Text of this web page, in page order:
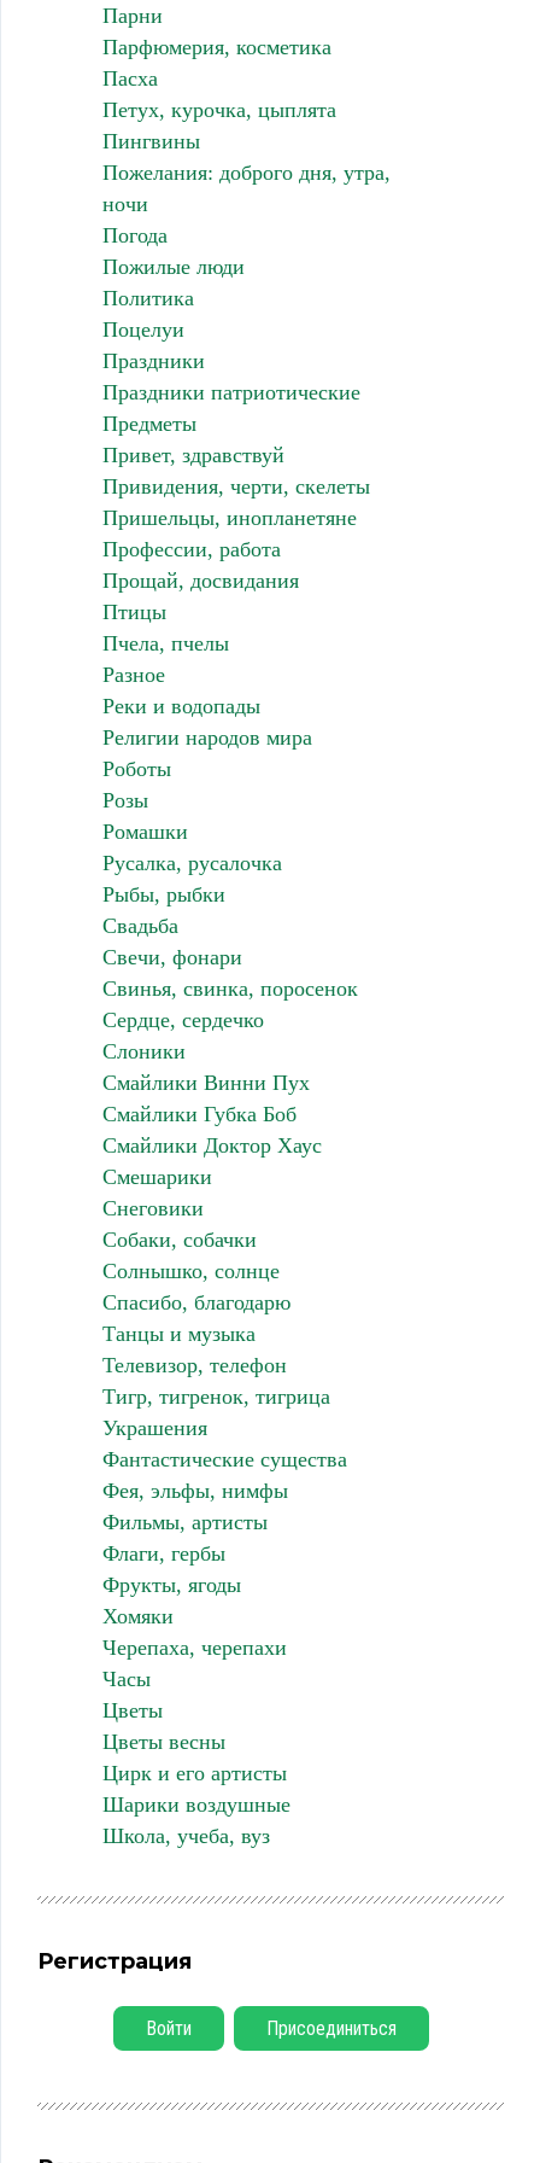
Парни
Парфюмерия, косметика
Пасха
Петух, курочка, цыплята
Пингвины
Пожелания: доброго дня, утра,
ночи
Погода
Пожилые люди
Политика
Поцелуи
Праздники
Праздники патриотические
Предметы
Привет, здравствуй
Привидения, черти, скелеты
Пришельцы, инопланетяне
Профессии, работа
Прощай, досвидания
Птицы
Пчела, пчелы
Разное
Реки и водопады
Религии народов мира
Роботы
Розы
Ромашки
Русалка, русалочка
Рыбы, рыбки
Свадьба
Свечи, фонари
Свинья, свинка, поросенок
Сердце, сердечко
Слоники
Смайлики Винни Пух
Смайлики Губка Боб
Смайлики Доктор Хаус
Смешарики
Снеговики
Собаки, собачки
Солнышко, солнце
Спасибо, благодарю
Танцы и музыка
Телевизор, телефон
Тигр, тигренок, тигрица
Украшения
Фантастические существа
Фея, эльфы, нимфы
Фильмы, артисты
Флаги, гербы
Фрукты, ягоды
Хомяки
Черепаха, черепахи
Часы
Цветы
Цветы весны
Цирк и его артисты
Шарики воздушные
Школа, учеба, вуз
Регистрация
Войти Присоединиться